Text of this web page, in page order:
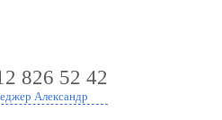
826 52 42
Александр